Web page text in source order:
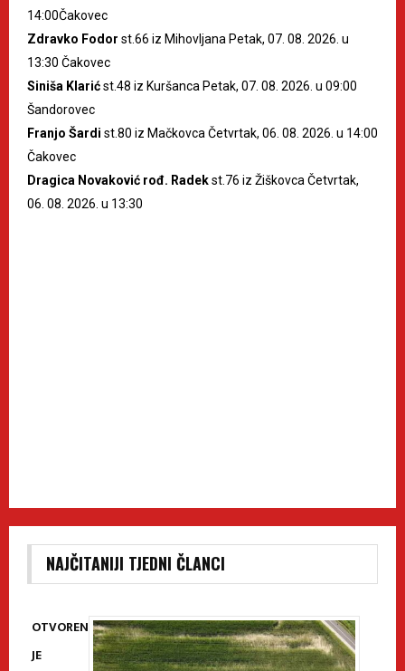
14:00Čakovec
Zdravko Fodor st.66 iz Mihovljana Petak, 07. 08. 2026. u
13:30 Čakovec
Siniša Klarićst.48 iz Kuršanca Petak, 07. 08. 2026. u 09:00
Šandorovec
Franjo Šardi st.80 iz Mačkovca Četvrtak, 06. 08. 2026. u 14:00
Čakovec
Dragica Novaković rođ. Radekst.76 iz Žiškovca Četvrtak,
06. 08. 2026. u 13:30
NAJČITANIJI TJEDNI ČLANCI
OTVOREN
JE